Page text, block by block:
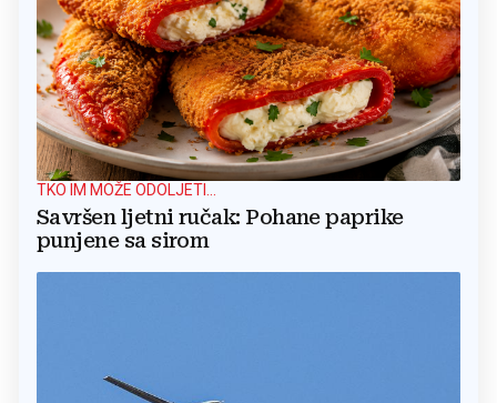
TKO IM MOŽE ODOLJETI...
Savršen ljetni ručak: Pohane paprike
punjene sa sirom